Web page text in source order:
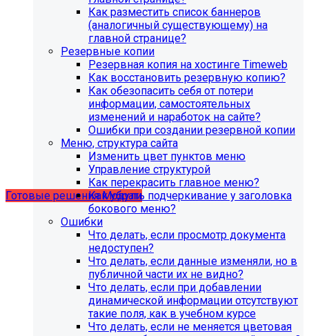
Учебные курсы
по работе с готовыми решениями и модулями
размещены в разделе "Учебные курсы"
Готовые решенияМодули
Как разместить список баннеров
(аналогичный существующему) на
главной странице?
Резервные копии
Резервная копия на хостинге Timeweb
Как восстановить резервную копию?
Как обезопасить себя от потери
информации, самостоятельных
изменений и наработок на сайте?
Ошибки при создании резервной копии
Меню, структура сайта
Изменить цвет пунктов меню
Управление структурой
Как перекрасить главное меню?
Как убрать подчеркивание у заголовка
бокового меню?
Ошибки
Что делать, если просмотр документа
недоступен?
Что делать, если данные изменяли, но в
публичной части их не видно?
Что делать, если при добавлении
динамической информации отсутствуют
такие поля, как в учебном курсе
Что делать, если не меняется цветовая